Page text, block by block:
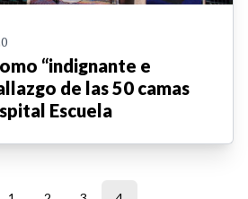
“indignante e
de las 50 camas
Escuela